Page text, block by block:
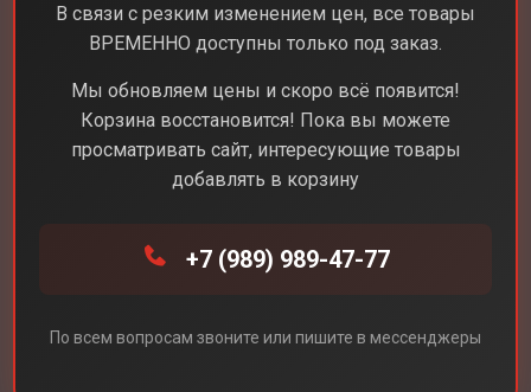
Смартфоны iPhone 16 Pro Max
В связи с резким изменением цен, все товары
ВРЕМЕННО доступны только под заказ.
Мы обновляем цены и скоро всё появится!
Корзина восстановится! Пока вы можете
просматривать сайт, интересующие товары
добавлять в корзину
+7 (989) 989-47-77
По всем вопросам звоните или пишите в мессенджеры